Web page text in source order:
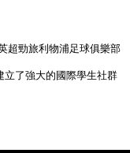
超勁旅利物浦足球俱樂部
了強大的國際學生社群